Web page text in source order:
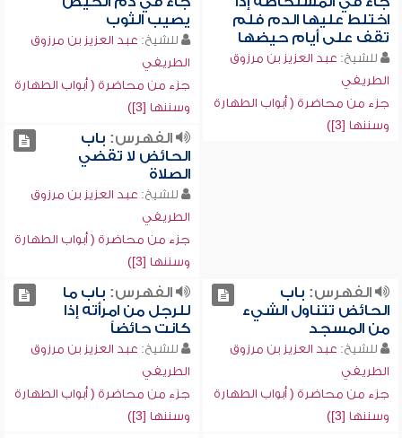
اختلط عليها الدم فلم
تقف على أيام حيضها
للشيخ: عبد العزيز بن مرزوق
الطريفي
جزء من محاضرة ( أبواب الطهارة
وسننها [3])
يصيب الثوب
للشيخ: عبد العزيز بن مرزوق
الطريفي
جزء من محاضرة ( أبواب الطهارة
وسننها [3])
الفهرس: باب
الحائض لا تقضي
الصلاة
للشيخ: عبد العزيز بن مرزوق
الطريفي
جزء من محاضرة ( أبواب الطهارة
وسننها [3])
الفهرس: باب
الحائض تتناول الشيء
من المسجد
للشيخ: عبد العزيز بن مرزوق
الطريفي
جزء من محاضرة ( أبواب الطهارة
وسننها [3])
الفهرس: باب ما
للرجل من امرأته إذا
كانت حائضاً
للشيخ: عبد العزيز بن مرزوق
الطريفي
جزء من محاضرة ( أبواب الطهارة
وسننها [3])